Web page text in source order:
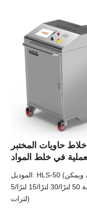
خلاط حاويات المختبر HLS-50 هو آلة مثالية لاستكشاف
الموديل: HLS-50 (مع حاوية خلط أساسية واحدة سعة 50 لترًا، ويمكن
أيضًا تجهيزها بحاويات خلط قابلة للتبديل سعة 50 لترًا/30 لترًا/15 لترًا/5
لترات)